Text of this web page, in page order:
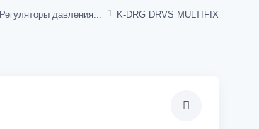
Регуляторы давления K-DRG DRVS MULTIFIX